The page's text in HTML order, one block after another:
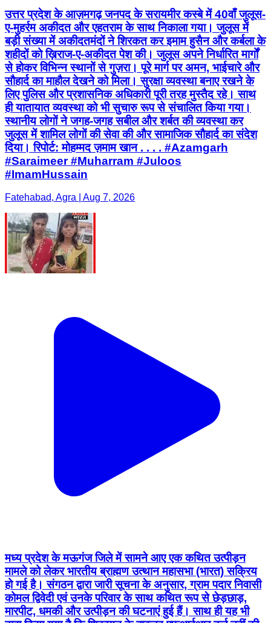
उत्तर प्रदेश के आज़मगढ़ जनपद के सरायमीर कस्बे में 40वाँ जुलूस-
ए-मुहर्रम अकीदत और एहतराम के साथ निकाला गया। जुलूस में
बड़ी संख्या में अकीदतमंदों ने शिरकत कर इमाम हुसैन और कर्बला के
शहीदों को ख़िराज-ए-अकीदत पेश की। जुलूस अपने निर्धारित मार्गों
से होकर विभिन्न स्थानों से गुज़रा। पूरे मार्ग पर अमन, भाईचारे और
सौहार्द का माहौल देखने को मिला। सुरक्षा व्यवस्था बनाए रखने के
लिए पुलिस और प्रशासनिक अधिकारी पूरी तरह मुस्तैद रहे। साथ
ही यातायात व्यवस्था को भी सुचारु रूप से संचालित किया गया।
स्थानीय लोगों ने जगह-जगह सबील और शर्बत की व्यवस्था कर
जुलूस में शामिल लोगों की सेवा की और सामाजिक सौहार्द का संदेश
दिया। रिपोर्ट: मोहम्मद ज़माम खान . . . . #Azamgarh
#Saraimeer #Muharram #Juloos
#ImamHussain
Fatehabad, Agra | Aug 7, 2026
मध्य प्रदेश के मऊगंज जिले में सामने आए एक कथित उत्पीड़न
मामले को लेकर भारतीय ब्राह्मण उत्थान महासभा (भारत) सक्रिय
हो गई है। संगठन द्वारा जारी सूचना के अनुसार, ग्राम पदार निवासी
कोमल द्विवेदी एवं उनके परिवार के साथ कथित रूप से छेड़छाड़,
मारपीट, धमकी और उत्पीड़न की घटनाएं हुई हैं। साथ ही यह भी